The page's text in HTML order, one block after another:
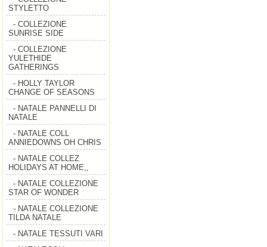
STYLETTO
- COLLEZIONE
SUNRISE SIDE
- COLLEZIONE
YULETHIDE
GATHERINGS
- HOLLY TAYLOR
CHANGE OF SEASONS
- NATALE PANNELLI DI
NATALE
- NATALE COLL
ANNIEDOWNS OH CHRIS
- NATALE COLLEZ
HOLIDAYS AT HOME,,
- NATALE COLLEZIONE
STAR OF WONDER
- NATALE COLLEZIONE
TILDA NATALE
- NATALE TESSUTI VARI